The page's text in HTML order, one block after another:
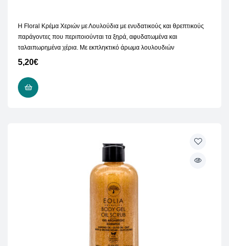
Η Floral Κρέμα Χεριών με Λουλούδια με ενυδατικούς και θρεπτικούς
παράγοντες που περιποιούνται τα ξηρά, αφυδατωμένα και
ταλαιπωρημένα χέρια. Με εκπληκτικό άρωμα λουλουδιών
5,20€